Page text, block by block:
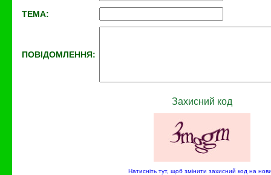
ТЕМА:
ПОВІДОМЛЕННЯ:
Захисний код
Натисніть тут, щоб змінити захисний код на